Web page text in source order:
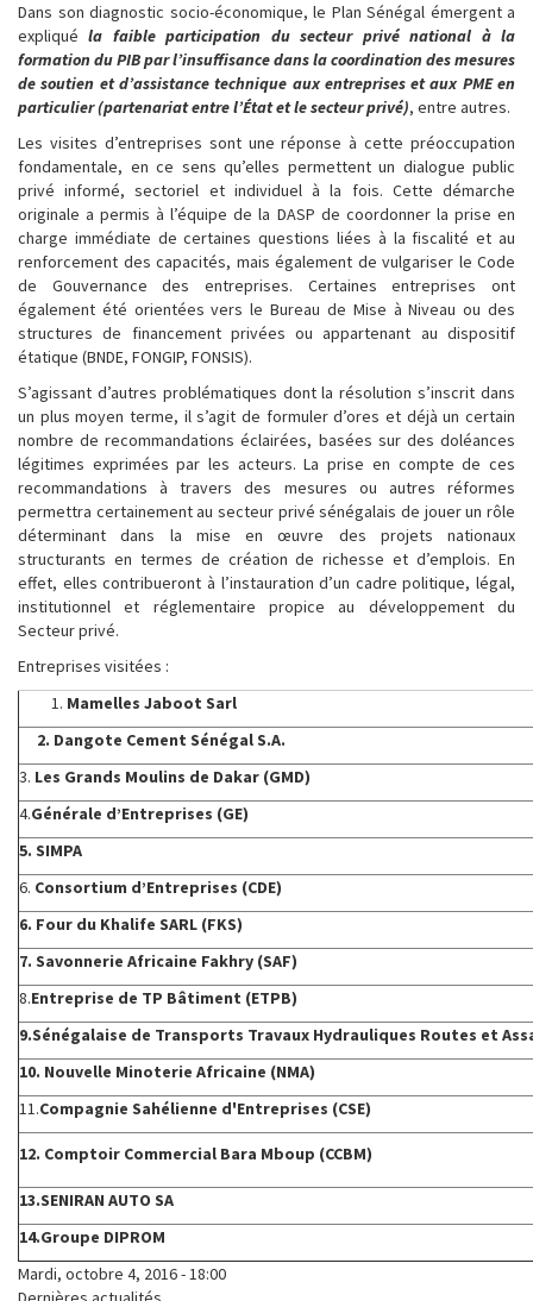
Dans son diagnostic socio-économique, le Plan Sénégal émergent a
expliquéla faible participation du secteur privé national à la
formation du PIB par l’insuffisance dans la coordination des mesures
de soutien et d’assistance technique aux entreprises et aux PME en
particulier (partenariat entre l’État et le secteur privé), entre autres.
Les visites d’entreprises sont une réponse à cette préoccupation
fondamentale, en ce sens qu’elles permettent un dialogue public
privé informé, sectoriel et individuel à la fois. Cette démarche
originale a permis à l’équipe de la DASP de coordonner la prise en
charge immédiate de certaines questions liées à la fiscalité et au
renforcement des capacités, mais également de vulgariser le Code
de Gouvernance des entreprises. Certaines entreprises ont
également été orientées vers le Bureau de Mise à Niveau ou des
structures de financement privées ou appartenant au dispositif
étatique (BNDE, FONGIP, FONSIS).
S’agissant d’autres problématiques dont la résolution s’inscrit dans
un plus moyen terme, il s’agit de formuler d’ores et déjà un certain
nombre de recommandations éclairées, basées sur des doléances
légitimes exprimées par les acteurs. La prise en compte de ces
recommandations à travers des mesures ou autres réformes
permettra certainement au secteur privé sénégalais de jouer un rôle
déterminant dans la mise en œuvre des projets nationaux
structurants en termes de création de richesse et d’emplois. En
effet, elles contribueront à l’instauration d’un cadre politique, légal,
institutionnel et réglementaire propice au développement du
Secteur privé.
Entreprises visitées :
Mamelles Jaboot Sarl
2. Dangote Cement Sénégal S.A.
3. Les Grands Moulins de Dakar (GMD)
4.Générale d’Entreprises (GE)
5. SIMPA
6. Consortium d’Entreprises (CDE)
6. Four du Khalife SARL (FKS)
7. Savonnerie Africaine Fakhry (SAF)
8.Entreprise de TP Bâtiment (ETPB)
9.Sénégalaise de Transports Travaux Hydrauliques Routes et
10. Nouvelle Minoterie Africaine (NMA)
11.Compagnie Sahélienne d'Entreprises (CSE)
12. Comptoir Commercial Bara Mboup (CCBM)
13.SENIRAN AUTO SA
14.Groupe DIPROM
Mardi, octobre 4, 2016 - 18:00